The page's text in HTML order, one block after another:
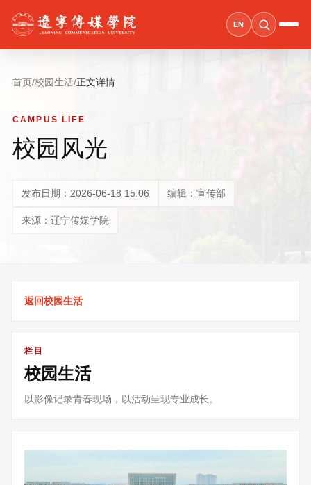
EN
首页/校园生活/正文详情
CAMPUS LIFE
校园风光
发布日期：2026-06-18 15:06 编辑：宣传部
来源：辽宁传媒学院
返回校园生活
栏目
校园生活
以影像记录青春现场，以活动呈现专业成长。